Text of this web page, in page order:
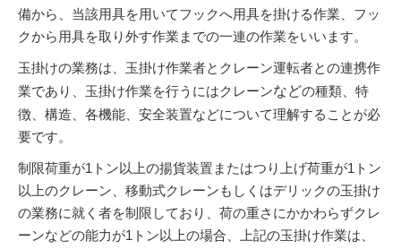
備から、当該用具を用いてフックへ用具を掛ける作業、フッ
クから用具を取り外す作業までの一連の作業をいいます。
玉掛けの業務は、玉掛け作業者とクレーン運転者との連携作
業であり、玉掛け作業を行うにはクレーンなどの種類、特
徴、構造、各機能、安全装置などについて理解することが必
要です。
制限荷重が1トン以上の揚貨装置またはつり上げ荷重が1トン
以上のクレーン、移動式クレーンもしくはデリックの玉掛け
の業務に就く者を制限しており、荷の重さにかかわらずクレ
ーンなどの能力が1トン以上の場合、上記の玉掛け作業は、